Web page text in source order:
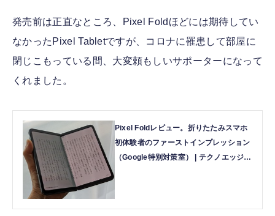
発売前は正直なところ、Pixel Foldほどには期待してい
なかったPixel Tabletですが、コロナに罹患して部屋に
閉じこもっている間、大変頼もしいサポーターになって
くれました。
Pixel Foldレビュー。折りたたみスマホ
初体験者のファーストインプレッション
（Google特別対策室） | テクノエッジ